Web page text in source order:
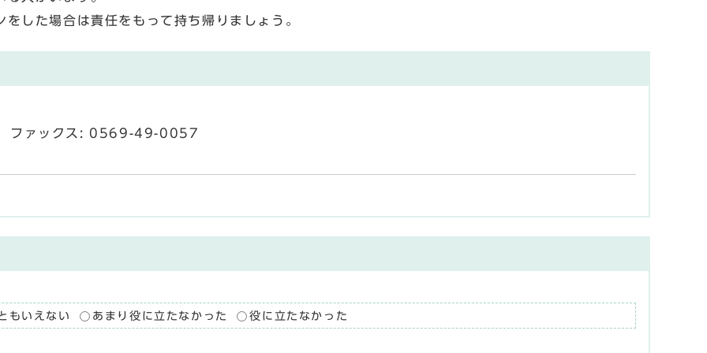
した場合は責任をもって持ち帰りましょう。
ァックス: 0569-49-0057
もいえない あまり役に立たなかった 役に立たなかった